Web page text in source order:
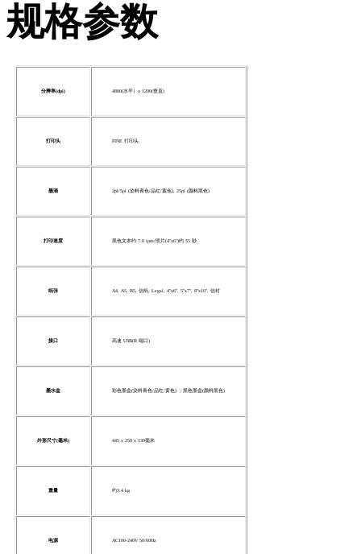
规格参数
分辨率(dpi) 4800(水平）x 1200(垂直)
打印头 FINE 打印头
墨滴 2pl/5pl (染料青色/品红/黄色), 25pl (颜料黑色)
打印速度 黑色文本约 7.0 ipm/照片(4"x6")约 55 秒
纸张 A4, A5, B5, 信纸, Legal, 4"x6", 5"x7", 8"x10", 信封
接口 高速 USB(B 端口)
墨水盒 彩色墨盒(染料青色/品红/黄色) ；黑色墨盒(颜料黑色)
外形尺寸(毫米) 445 x 250 x 130毫米
重量 约3.4 kg
电源 AC100-240V 50/60Hz